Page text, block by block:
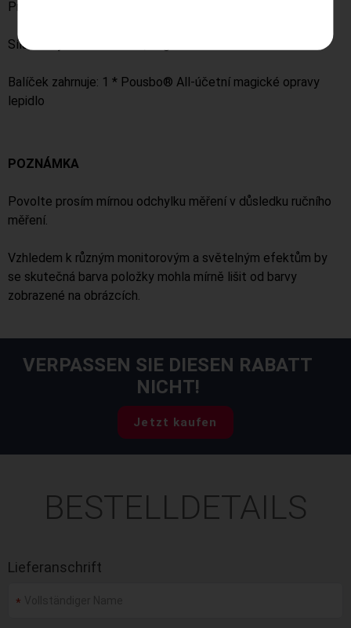
Pracovní teplota: -60 ~ 100 ℃
Síla vazby: 18MPA ≈ 183,5 kg/cm2
Balíček zahrnuje: 1 * Pousbo® All-účetní magické opravy
lepidlo
POZNÁMKA
Povolte prosím mírnou odchylku měření v důsledku ručního
měření.
Vzhledem k různým monitorovým a světelným efektům by
se skutečná barva položky mohla mírně lišit od barvy
zobrazené na obrázcích.
VERPASSEN SIE DIESEN RABATT
NICHT!
Jetzt kaufen
BESTELLDETAILS
Lieferanschrift